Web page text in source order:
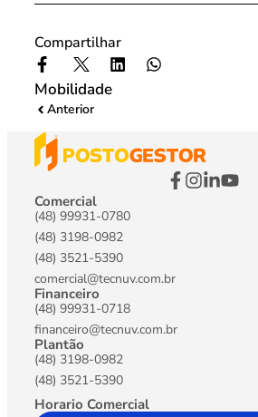
Compartilhar
Mobilidade
Anterior
Comercial
(48) 99931-0780
(48) 3198-0982
(48) 3521-5390
comercial@tecnuv.com.br
Financeiro
(48) 99931-0718
financeiro@tecnuv.com.br
Plantão
(48) 3198-0982
(48) 3521-5390
Horario Comercial